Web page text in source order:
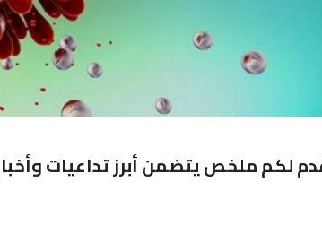
لكم ملخص يتضمن أبرز تداعيات